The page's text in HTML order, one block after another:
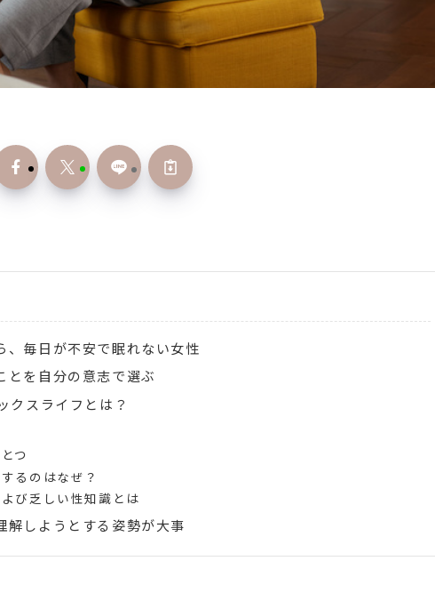
、毎日が不安で眠れない女性
とを自分の意志で選ぶ
クスライフとは？
つ
るのはなぜ？
び乏しい性知識とは
解しようとする姿勢が大事